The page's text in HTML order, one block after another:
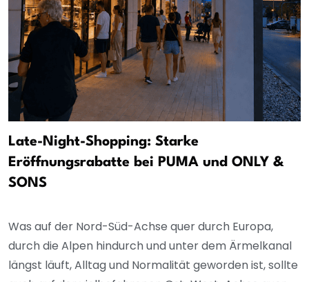
Late-Night-Shopping: Starke
Eröffnungsrabatte bei PUMA und ONLY &
SONS
Was auf der Nord-Süd-Achse quer durch Europa,
durch die Alpen hindurch und unter dem Ärmelkanal
längst läuft, Alltag und Normalität geworden ist, sollte